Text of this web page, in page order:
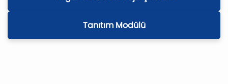
Tanıtım Modülü